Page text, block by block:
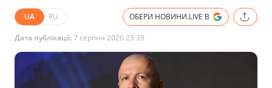
UA RU ОБЕРИ НОВИНИ.LIVE В
Дата публікації:7 серпня 2026 23:39